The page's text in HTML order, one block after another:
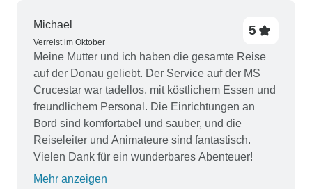
Michael
Verreist im Oktober
5
Meine Mutter und ich haben die gesamte Reise
auf der Donau geliebt. Der Service auf der MS
Crucestar war tadellos, mit köstlichem Essen und
freundlichem Personal. Die Einrichtungen an
Bord sind komfortabel und sauber, und die
Reiseleiter und Animateure sind fantastisch.
Vielen Dank für ein wunderbares Abenteuer!
Mehr anzeigen